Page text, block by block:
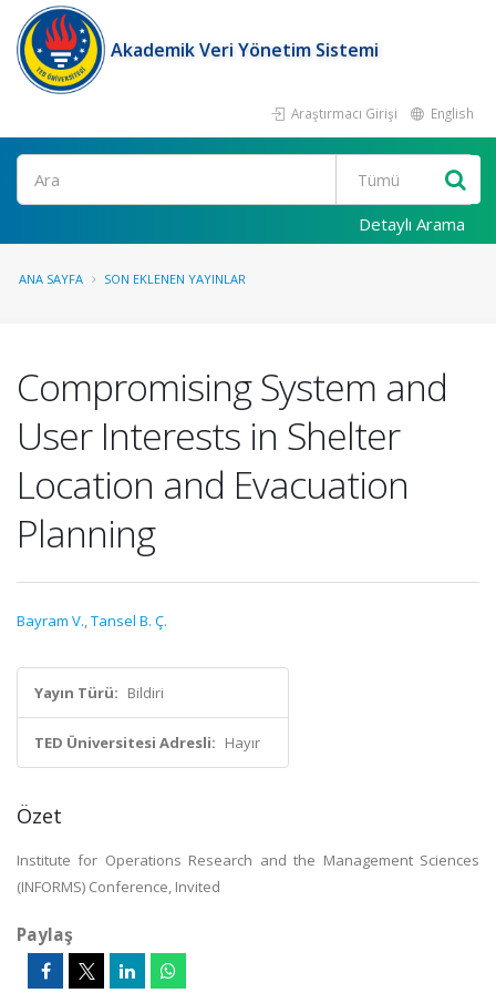
Akademik Veri Yönetim Sistemi
Araştırmacı Girişi English
Ara
Detaylı Arama
ANA SAYFA SON EKLENEN YAYINLAR
Compromising System and
User Interests in Shelter
Location and Evacuation
Planning
Bayram V.,Tansel B. Ç.
Yayın Türü: Bildiri
TED Üniversitesi Adresli: Hayır
Özet
Institute for Operations Research and the Management Sciences
(INFORMS) Conference, Invited
Paylaş